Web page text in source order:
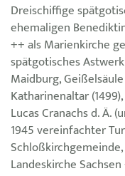
Dreischiffige
ehemaligen
++ als Marienkirche
spätgotisches
Maidburg,
Katharinenaltar
Lucas Cranachs d. Ä.
1945 vereinfachter
Landeskirche